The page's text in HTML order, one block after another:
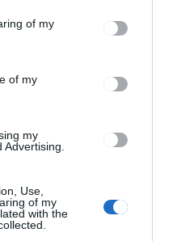
of my
of my
my
Use,
of my
with the
az